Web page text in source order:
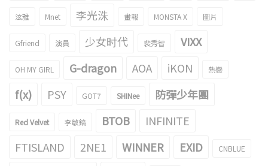
泫雅 Mnet 李光洙 畫報 MONSTA X 圖片
Gfriend 演員 少女时代 裴秀智 VIXX
OH MY GIRL G-dragon AOA iKON 熱戀
f(x) PSY GOT7 SHINee 防彈少年團
Red Velvet 李敏鎬 BTOB
INFINITE
FTISLAND
2NE1 WINNER EXID CNBLUE